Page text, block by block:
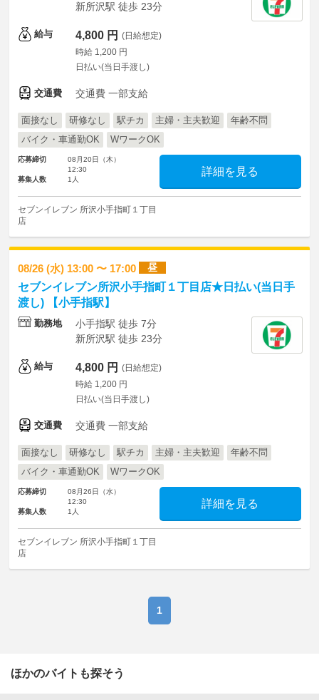
新所沢駅 徒歩 23分
給与 4,800 円 (日給想定)
時給 1,200 円
日払い(当日手渡し)
交通費 交通費 一部支給
面接なし 研修なし 駅チカ 主婦・主夫歓迎
年齢不問
バイク・車通勤OK
WワークOK
応募締切
08月20日（木）
12:30
募集人数
1人
詳細を見る
セブンイレブン 所沢小手指町１丁目
店
08/26 (水) 13:00 〜 17:00 昼
セブンイレブン所沢小手指町１丁目店★日払い(当日手
渡し) 【小手指駅】
勤務地
小手指駅 徒歩 7分
新所沢駅 徒歩 23分
給与 4,800 円 (日給想定)
時給 1,200 円
日払い(当日手渡し)
交通費 交通費 一部支給
面接なし 研修なし 駅チカ 主婦・主夫歓迎
年齢不問
バイク・車通勤OK
WワークOK
応募締切
08月26日（水）
12:30
募集人数
1人
詳細を見る
セブンイレブン 所沢小手指町１丁目
店
1
ほかのバイトも探そう